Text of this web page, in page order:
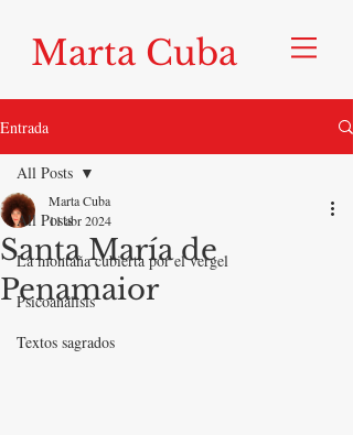
Marta Cuba
Entrada
All Posts
La montaña cubierta por el vergel
Psicoanálisis
Textos sagrados
All Posts
Santa María de
Penamaior
Marta Cuba
11 abr 2024